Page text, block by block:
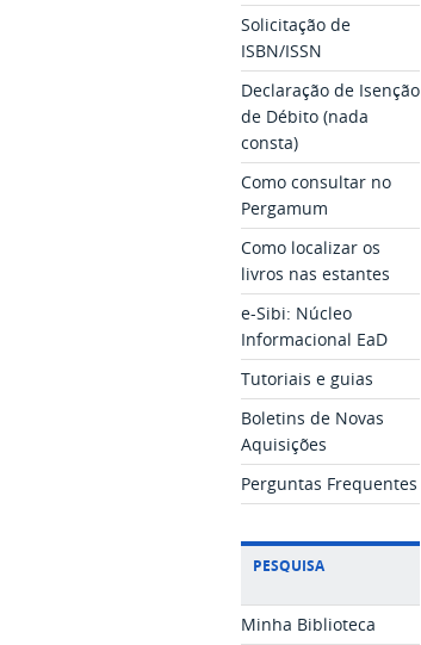
Solicitação de
ISBN/ISSN
Declaração de Isenção
de Débito (nada
consta)
Como consultar no
Pergamum
Como localizar os
livros nas estantes
e-Sibi: Núcleo
Informacional EaD
Tutoriais e guias
Boletins de Novas
Aquisições
Perguntas Frequentes
PESQUISA
Minha Biblioteca